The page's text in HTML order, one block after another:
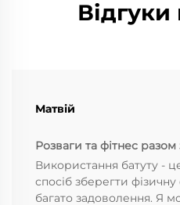
Відгуки
Матвій
Розваги та фітнес разом
Використання батуту -
спосіб зберегти
багато задоволення. Я